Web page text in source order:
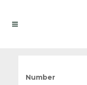
Number